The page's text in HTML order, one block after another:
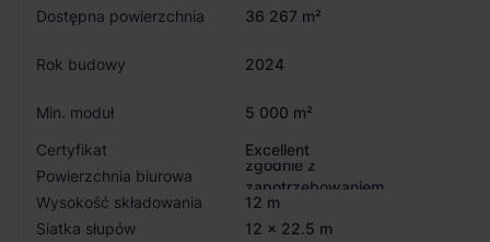
Dostępna powierzchnia 36 267 m²
Rok budowy 2024
Min. moduł
5 000 m²
Certyfikat
Excellent
Powierzchnia biurowa
zgodnie z
zapotrzebowaniem
Wysokość składowania
12 m
Siatka słupów
12 x 22.5 m